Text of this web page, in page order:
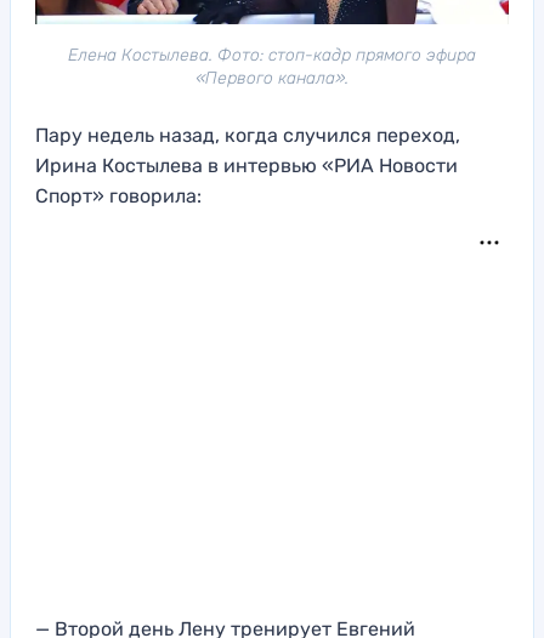
Елена Костылева. Фото: стоп-кадр прямого эфира
«Первого канала».
Пару недель назад, когда случился переход,
Ирина Костылева в интервью «РИА Новости
Спорт» говорила:
— Второй день Лену тренирует Евгений